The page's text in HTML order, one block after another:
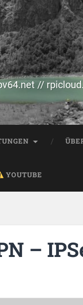
//
YOUTUBE
–